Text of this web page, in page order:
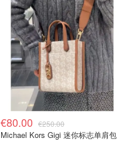
€80.00 €250.00
Michael Kors Gigi 迷你标志单肩包